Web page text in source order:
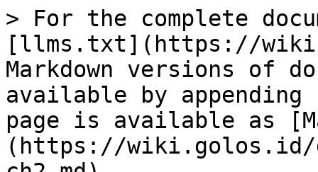
> For the complete
[llms.txt](https://
Markdown versions of
available by
page is available as
(https://wiki.golos.id/